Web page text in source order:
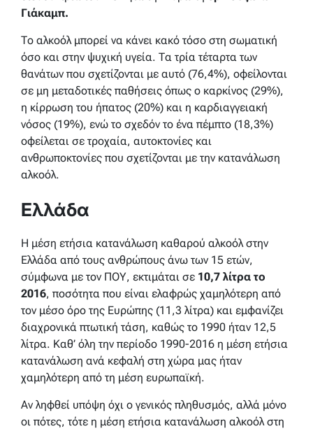
Γιάκαμπ.
Το αλκοόλ μπορεί να κάνει κακό τόσο στη σωματική
όσο και στην ψυχική υγεία. Τα τρία τέταρτα των
θανάτων που σχετίζονται με αυτό (76,4%), οφείλονται
σε μη μεταδοτικές παθήσεις όπως ο καρκίνος (29%),
η κίρρωση του ήπατος (20%) και η καρδιαγγειακή
νόσος (19%), ενώ το σχεδόν το ένα πέμπτο (18,3%)
οφείλεται σε τροχαία, αυτοκτονίες και
ανθρωποκτονίες που σχετίζονται με την κατανάλωση
αλκοόλ.
Ελλάδα
Η μέση ετήσια κατανάλωση καθαρού αλκοόλ στην
Ελλάδα από τους ανθρώπους άνω των 15 ετών,
σύμφωνα με τον ΠΟΥ, εκτιμάται σε 10,7 λίτρα το
2016, ποσότητα που είναι ελαφρώς χαμηλότερη από
τον μέσο όρο της Ευρώπης (11,3 λίτρα) και εμφανίζει
διαχρονικά πτωτική τάση, καθώς το 1990 ήταν 12,5
λίτρα. Καθ’ όλη την περίοδο 1990-2016 η μέση ετήσια
κατανάλωση ανά κεφαλή στη χώρα μας ήταν
χαμηλότερη από τη μέση ευρωπαϊκή.
Αν ληφθεί υπόψη όχι ο γενικός πληθυσμός, αλλά μόνο
οι πότες, τότε η μέση ετήσια κατανάλωση αλκοόλ στη